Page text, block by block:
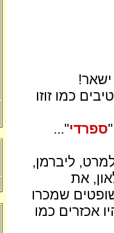
כמו זוזו
ספרדי"...
ליברמן,
את
שמכרו
אכזרים כמו